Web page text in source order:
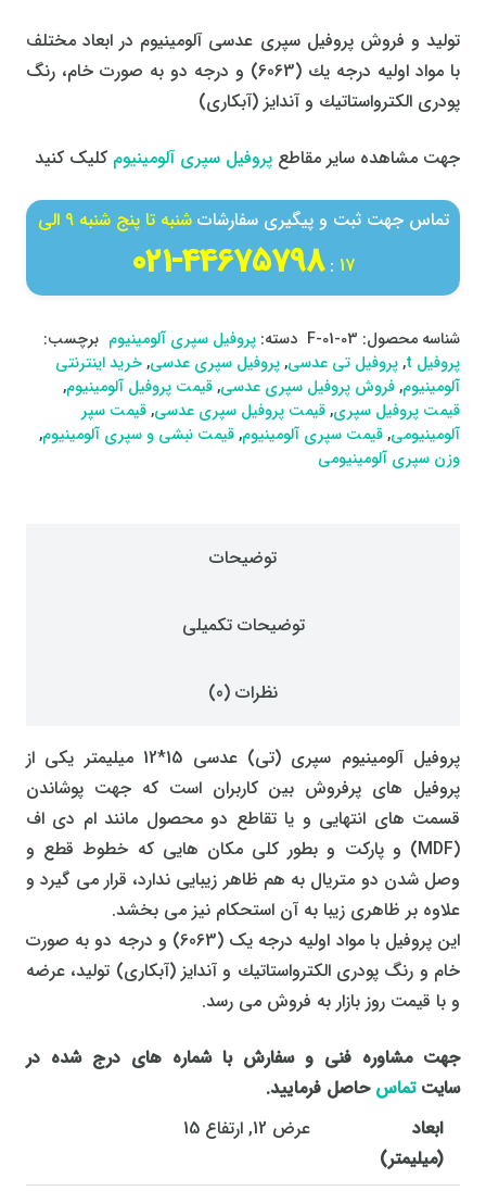
تولید و فروش پروفیل سپری عدسی آلومينيوم در ابعاد مختلف
با مواد اولیه درجه یك (6063) و درجه دو به صورت خام، رنگ
پودری الكترواستاتیك و آندایز (آبکاری)
جهت مشاهده سایر مقاطع پروفیل سپری آلومینیوم کلیک کنید
تماس جهت ثبت و پیگیری سفارشات
شنبه تا پنج شنبه 9 الی
17
:
44675798-021
شناسه محصول: F-01-03 دسته: پروفیل سپری آلومینیوم برچسب:
پروفیل t ,پروفیل تی عدسی,پروفیل سپری عدسی,خرید اینترنتی
آلومینیوم,فروش پروفیل سپری عدسی,قیمت پروفیل آلومینیوم,
قیمت پروفیل سپری,قیمت پروفیل سپری عدسی,قیمت سپر
آلومینیومی,قیمت سپری آلومینیوم,قیمت نبشی و سپری آلومینیوم,
وزن سپری آلومینیومی
توضیحات
توضیحات تکمیلی
نظرات (0)
پروفیل آلومينيوم سپری (تی) عدسی 15*12 میلیمتر یکی از
پروفیل های پرفروش بین کاربران است که جهت پوشاندن
قسمت های انتهایی و یا تقاطع دو محصول مانند ام دی اف
(MDF) و پارکت و بطور کلی مکان هایی که خطوط قطع و
وصل شدن دو متریال به هم ظاهر زیبایی ندارد، قرار می گیرد و
علاوه بر ظاهری زیبا به آن استحکام نیز می بخشد.
این پروفیل با مواد اولیه درجه یک (6063) و درجه دو به صورت
خام و رنگ پودری الكترواستاتیك و آندایز (آبکاری) تولید، عرضه
و با قیمت روز بازار به فروش می رسد.
جهت مشاوره فنی و سفارش با شماره های درج شده در
سایتتماس حاصل فرمایید.
ابعاد
(میلیمتر)
عرض 12, ارتفاع 15